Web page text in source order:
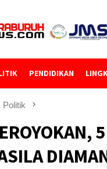
PENDIDIKAN
Politik